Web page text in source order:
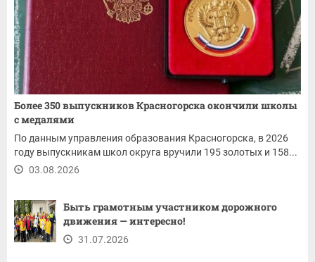
Более 350 выпускников Красногорска окончили школы
с медалями
По данным управления образования Красногорска, в 2026
году выпускникам школ округа вручили 195 золотых и 158...
03.08.2026
Быть грамотным участником дорожного
движения — интересно!
31.07.2026